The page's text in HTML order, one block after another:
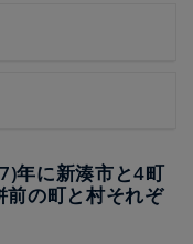
年に新湊市と4町
前の町と村それぞ